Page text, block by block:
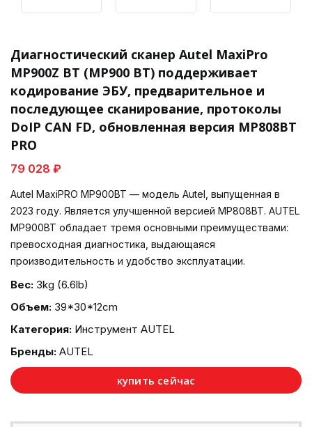
Диагностический сканер Autel MaxiPro
MP900Z BT (MP900 BT) поддерживает
кодирование ЭБУ, предварительное и
последующее сканирование, протоколы
DoIP CAN FD, обновленная версия MP808BT
PRO
79 028 ₽
Autel MaxiPRO MP900BT — модель Autel, выпущенная в
2023 году. Является улучшенной версией MP808BT. AUTEL
MP900BT обладает тремя основными преимуществами:
превосходная диагностика, выдающаяся
производительность и удобство эксплуатации.
Вес: 3kg (6.6lb)
Объем: 39*30*12cm
Категория: Инструмент AUTEL
Бренды: AUTEL
купить сейчас